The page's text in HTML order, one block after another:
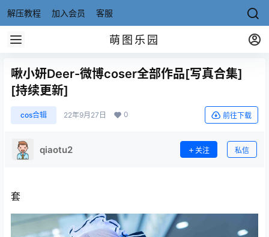
解压教程 加入会员 客服
萌图乐园
啾小妍Deer-微博coser全部作品[写真合集]
[持续更新]
cos合辑 22年9月27日 0 前往下载
qiaotu2 关注 私信
套